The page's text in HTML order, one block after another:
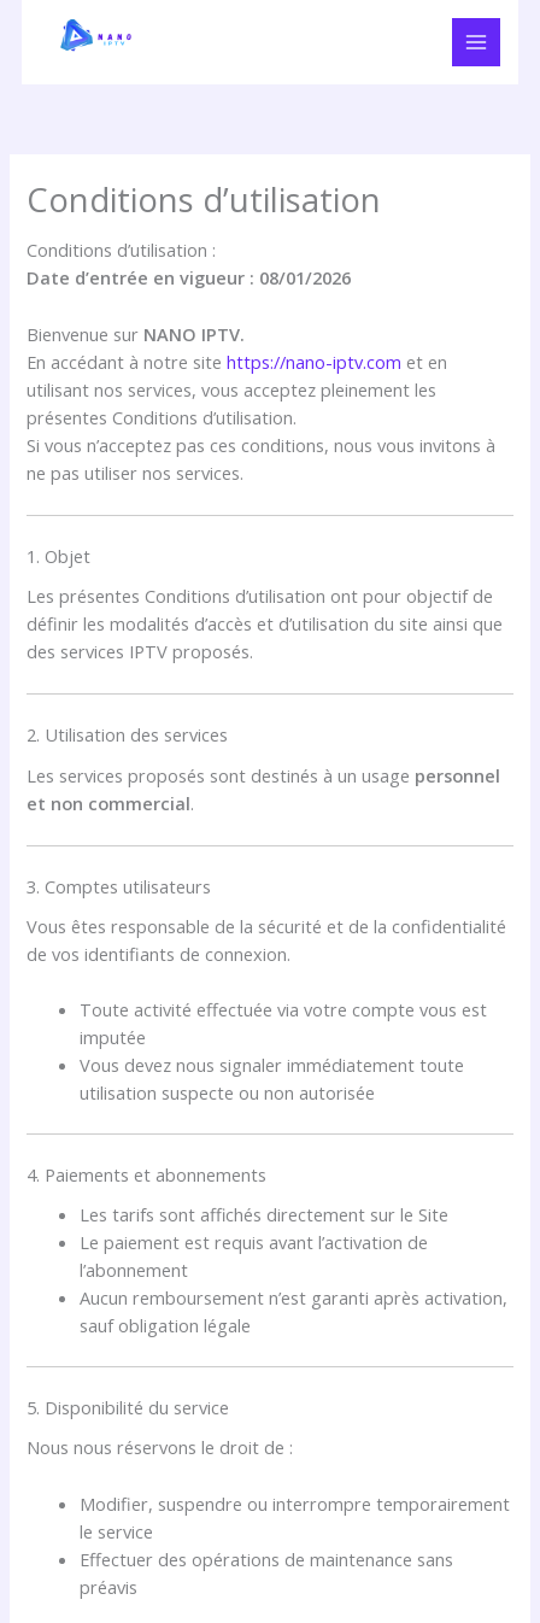
Conditions d’utilisation
Conditions d’utilisation :
Date d’entrée en vigueur : 08/01/2026
Bienvenue sur NANO IPTV.
En accédant à notre sitehttps://nano-iptv.com et en
utilisant nos services, vous acceptez pleinement les
présentes Conditions d’utilisation.
Si vous n’acceptez pas ces conditions, nous vous invitons à
ne pas utiliser nos services.
1. Objet
Les présentes Conditions d’utilisation ont pour objectif de
définir les modalités d’accès et d’utilisation du site ainsi que
des services IPTV proposés.
2. Utilisation des services
Les services proposés sont destinés à un usage personnel
et non commercial.
3. Comptes utilisateurs
Vous êtes responsable de la sécurité et de la confidentialité
de vos identifiants de connexion.
Toute activité effectuée via votre compte vous est
imputée
Vous devez nous signaler immédiatement toute
utilisation suspecte ou non autorisée
4. Paiements et abonnements
Les tarifs sont affichés directement sur le Site
Le paiement est requis avant l’activation de
l’abonnement
Aucun remboursement n’est garanti après activation,
sauf obligation légale
5. Disponibilité du service
Nous nous réservons le droit de :
Modifier, suspendre ou interrompre temporairement
le service
Effectuer des opérations de maintenance sans
préavis